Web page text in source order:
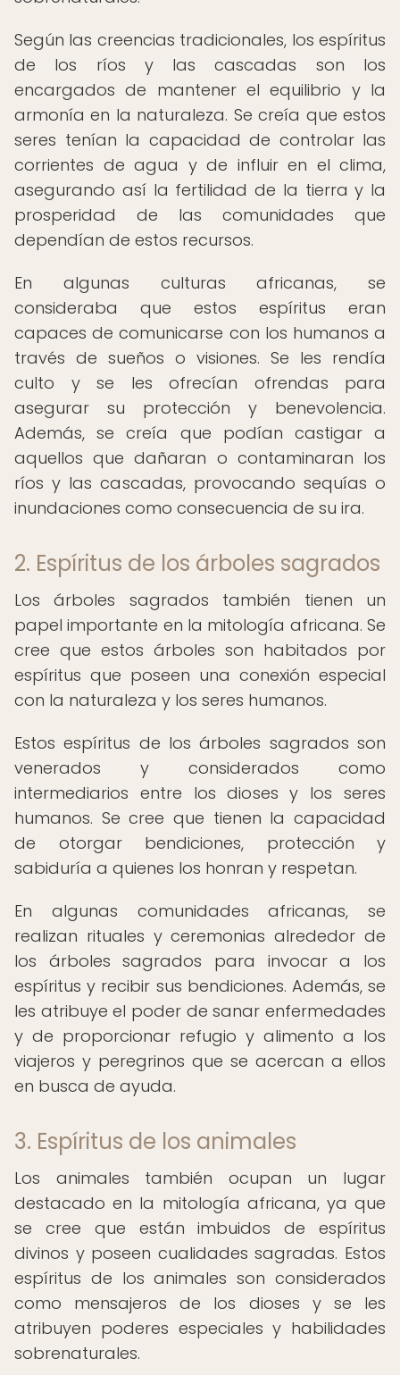
Según las creencias tradicionales, los espíritus
de los ríos y las cascadas son los
encargados de mantener el equilibrio y la
armonía en la naturaleza. Se creía que estos
seres tenían la capacidad de controlar las
corrientes de agua y de influir en el clima,
asegurando así la fertilidad de la tierra y la
prosperidad de las comunidades que
dependían de estos recursos.
En algunas culturas africanas, se
consideraba que estos espíritus eran
capaces de comunicarse con los humanos a
través de sueños o visiones. Se les rendía
culto y se les ofrecían ofrendas para
asegurar su protección y benevolencia.
Además, se creía que podían castigar a
aquellos que dañaran o contaminaran los
ríos y las cascadas, provocando sequías o
inundaciones como consecuencia de su ira.
2. Espíritus de los árboles sagrados
Los árboles sagrados también tienen un
papel importante en la mitología africana. Se
cree que estos árboles son habitados por
espíritus que poseen una conexión especial
con la naturaleza y los seres humanos.
Estos espíritus de los árboles sagrados son
venerados y considerados como
intermediarios entre los dioses y los seres
humanos. Se cree que tienen la capacidad
de otorgar bendiciones, protección y
sabiduría a quienes los honran y respetan.
En algunas comunidades africanas, se
realizan rituales y ceremonias alrededor de
los árboles sagrados para invocar a los
espíritus y recibir sus bendiciones. Además, se
les atribuye el poder de sanar enfermedades
y de proporcionar refugio y alimento a los
viajeros y peregrinos que se acercan a ellos
en busca de ayuda.
3. Espíritus de los animales
Los animales también ocupan un lugar
destacado en la mitología africana, ya que
se cree que están imbuidos de espíritus
divinos y poseen cualidades sagradas. Estos
espíritus de los animales son considerados
como mensajeros de los dioses y se les
atribuyen poderes especiales y habilidades
sobrenaturales.